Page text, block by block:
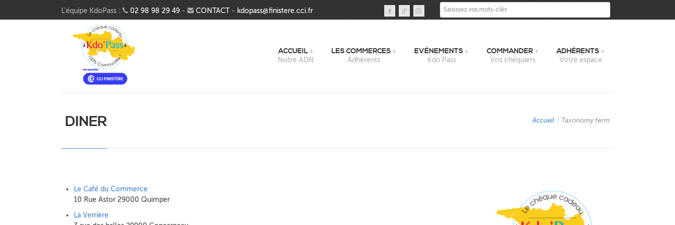
Aller au contenu principal
L'équipe KdoPass : 02 98 98 29 49 - CONTACT - kdopass@finistere.cci.fr Saisissez vos mots-clés
ACCUEIL
Notre ADN
LES COMMERCES
Adhérents
EVÉNEMENTS
Kdo'Pass
COMMANDER
Vos chéquiers
ADHÉRENTS
Votre espace
DINER Accueil / Taxonomy term
Le Café du Commerce
10 Rue Astor 29000 Quimper
La Verrière